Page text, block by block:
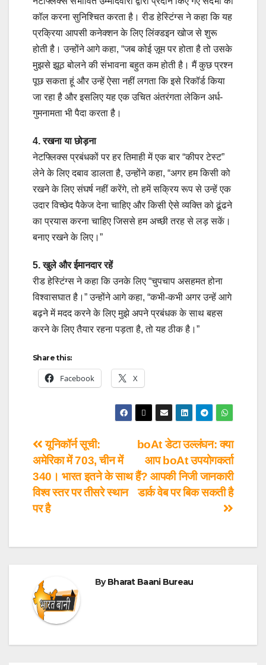
कॉल करना सुनिश्चित करता है। रीड हेस्टिंग्स ने कहा कि यह
प्रक्रिया आपसी कनेक्शन के लिए लिंक्डइन खोज से शुरू
होती है। उन्होंने आगे कहा, “जब कोई ज़ूम पर होता है तो उसके
मुझसे झूठ बोलने की संभावना बहुत कम होती है। मैं कुछ प्रश्न
पूछ सकता हूं और उन्हें ऐसा नहीं लगता कि इसे रिकॉर्ड किया
जा रहा है और इसलिए यह एक उचित अंतरंगता लेकिन अर्ध-
गुमनामता भी पैदा करता है।
4. रखना या छोड़ना
नेटफ्लिक्स प्रबंधकों पर हर तिमाही में एक बार “कीपर टेस्ट”
लेने के लिए दबाव डालता है, उन्होंने कहा, “अगर हम किसी को
रखने के लिए संघर्ष नहीं करेंगे, तो हमें सक्रिय रूप से उन्हें एक
उदार विच्छेद पैकेज देना चाहिए और किसी ऐसे व्यक्ति को ढूंढने
का प्रयास करना चाहिए जिससे हम अच्छी तरह से लड़ सकें।
बनाए रखने के लिए।”
5. खुले और ईमानदार रहें
रीड हेस्टिंग्स ने कहा कि उनके लिए “चुपचाप असहमत होना
विश्वासघात है।” उन्होंने आगे कहा, “कभी-कभी अगर उन्हें आगे
बढ़ने में मदद करने के लिए मुझे अपने प्रबंधक के साथ बहस
करने के लिए तैयार रहना पड़ता है, तो यह ठीक है।”
Share this:
Facebook X
boAt डेटा उल्लंघन: क्या
आप boAt उपयोगकर्ता
हैं? आपकी निजी जानकारी
डार्क वेब पर बिक सकती है
यूनिकॉर्न सूची:
अमेरिका में 703, चीन में
340। भारत इतने के साथ
विश्व स्तर पर तीसरे स्थान
पर है
ByBharat Baani Bureau